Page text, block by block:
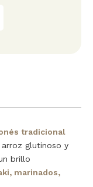
tradicional
glutinoso y
brillo
marinados,